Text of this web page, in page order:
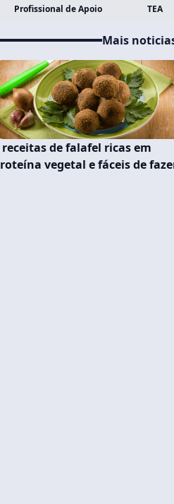
Profissional de Apoio
TEA
Mais
receitas de falafel ricas em
vegetal e fáceis de